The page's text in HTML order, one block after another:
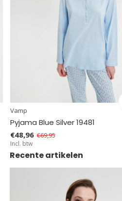
Vamp
Pyjama Blue Silver 19481
€48,96 €69,95
Incl. btw
Recente artikelen